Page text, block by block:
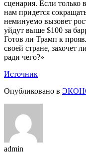
сценария. Если только
нам придется
неминуемо вызовет
уйдут выше $100 за
Готов ли Трамп к
своей стране, захочет
ради чего?»
Источник
Опубликовано в
admin